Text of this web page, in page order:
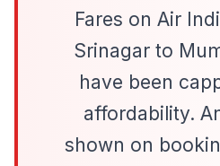
Fares on Air
Srinagar to
have been
affordability.
shown on